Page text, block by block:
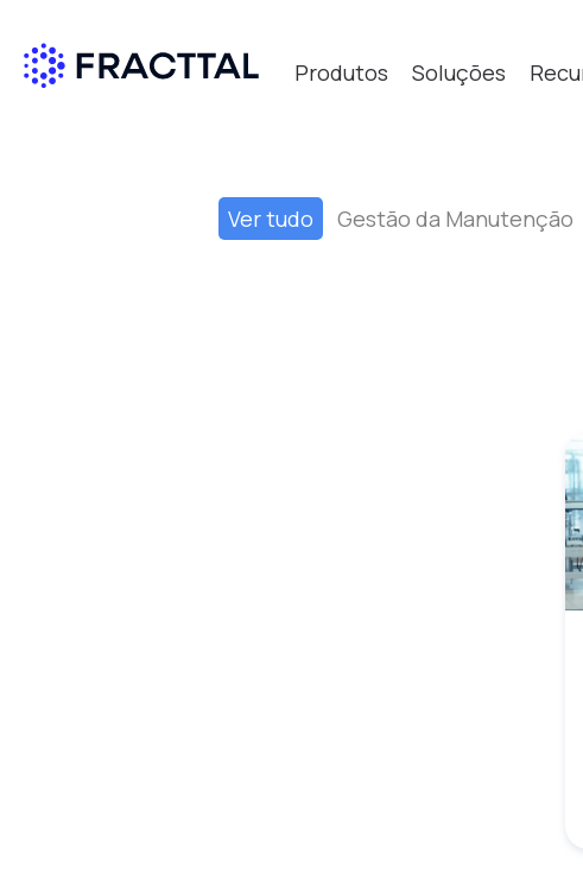
Produtos Soluções
Ver tudo Gestão da Manutenção